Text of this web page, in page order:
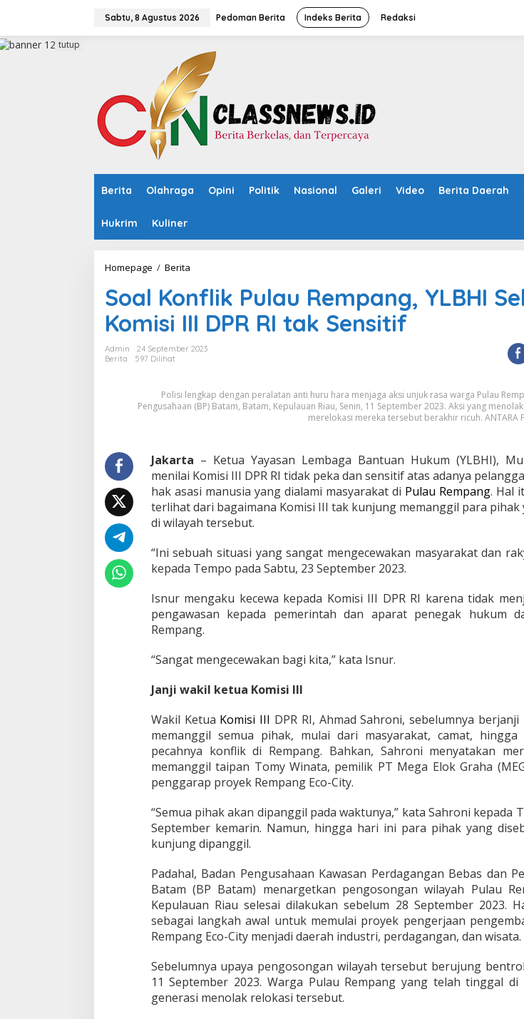
a
Sabtu, 8 Agustus 2026 Pedoman Berita Indeks Berita Redaksi
Berita Olahraga Opini Politik Nasional Galeri Video Berita Daerah
Hukrim Kuliner
tutup
Homepage / Berita
a
K
o
n
k
P
u
R
m
p
a
g
B
H
I
S
b
t
o
i
s
i
I
D
P
R
I
a
k
S
e
i
t
i
Soal Konflik Pulau Rempang, YLBHI
Komisi III DPR RI tak Sensitif
Admin
24 September 2023
Berita
597 Dilihat
Polisi lengkap dengan peralatan anti huru hara menjaga aksi unjuk rasa warga Pulau
Pengusahaan (BP) Batam, Batam, Kepulauan Riau, Senin, 11 September 2023. Aksi yang
merelokasi mereka tersebut berakhir ricuh. ANTARA
Jakarta – Ketua Yayasan Lembaga Bantuan Hukum (YLBHI),
menilai Komisi III DPR RI tidak peka dan sensitif atas adanya
hak asasi manusia yang dialami masyarakat di Pulau Rempang. Hal
terlihat dari bagaimana Komisi III tak kunjung memanggil para
di wilayah tersebut.
“Ini sebuah situasi yang sangat mengecewakan masyarakat dan
kepada Tempo pada Sabtu, 23 September 2023.
Isnur mengaku kecewa kepada Komisi III DPR RI karena tidak
pengawasan kepada pemerintah dan aparat penegak hukum
Rempang.
“Sangat mengecewakan bagi kita,” kata Isnur.
Janji wakil ketua Komisi III
Wakil Ketua Komisi III DPR RI, Ahmad Sahroni, sebelumnya
memanggil semua pihak, mulai dari masyarakat, camat,
pecahnya konflik di Rempang. Bahkan, Sahroni menyatakan
memanggil taipan Tomy Winata, pemilik PT Mega Elok Graha
penggarap proyek Rempang Eco-City.
“Semua pihak akan dipanggil pada waktunya,” kata Sahroni kepada
September kemarin. Namun, hingga hari ini para pihak yang
kunjung dipanggil.
Padahal, Badan Pengusahaan Kawasan Perdagangan Bebas dan
Batam (BP Batam) menargetkan pengosongan wilayah Pulau
Kepulauan Riau selesai dilakukan sebelum 28 September 2023.
sebagai langkah awal untuk memulai proyek pengerjaan
Rempang Eco-City menjadi daerah industri, perdagangan, dan wisata.
Sebelumnya upaya pengosongan wilayah tersebut berujung
11 September 2023. Warga Pulau Rempang yang telah tinggal di
generasi menolak relokasi tersebut.